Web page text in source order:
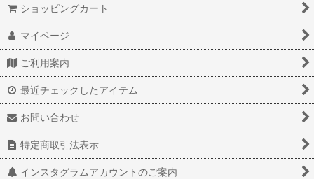
ショッピングカート
マイページ
ご利用案内
最近チェックしたアイテム
お問い合わせ
特定商取引法表示
インスタグラムアカウントのご案内